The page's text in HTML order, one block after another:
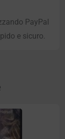
PayPal
e sicuro.